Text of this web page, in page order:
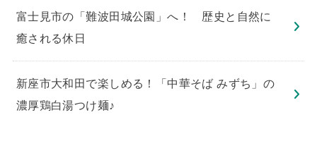
​富士見市の「難波田城公園」へ！ 歴史と自然に
癒される休日
新座市大和田で楽しめる！「中華そば みずち」の
濃厚鶏白湯つけ麺♪